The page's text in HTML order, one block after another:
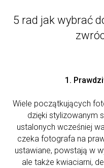
5 rad jak wybrać
1.
Wiele początkujących
dzięki stylizowanym
ustalonych wcześniej
czeka fotografa na
ustawiane, powstają w
ale także kwiaciarni,